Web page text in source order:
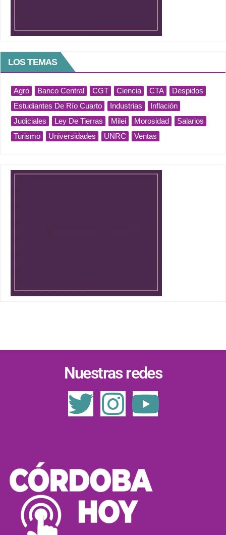
LOS TEMAS
Agro Banco Central CGT Ciencia CTA
Despidos
Estudiantes De Río Cuarto
Industrias
Inflación
Judiciales
Ley De Tierras Milei Morosidad
Salarios
Turismo
Universidades UNRC Ventas
Nuestras redes